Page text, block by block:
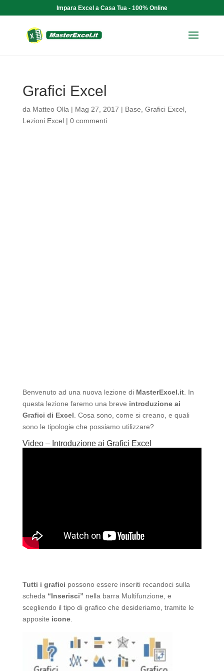
Impara Excel a Casa Tua - 100% Online
Grafici Excel
da Matteo Olla | Mag 27, 2017 | Base Grafici Excel,
Lezioni Excel| 0 commenti
Benvenuto ad una nuova lezione di MasterExcel.it. In
questa lezione faremo una breve introduzione ai
Grafici di Excel . Cosa sono, come si creano, e quali
sono le tipologie che possiamo utilizzare?
Video – Introduzione ai Grafici Excel
Tutti i grafici possono essere inseriti recandoci sulla
scheda “Inserisci” nella barra Multifunzione, e
scegliendo il tipo di grafico che desideriamo, tramite le
apposite icone.